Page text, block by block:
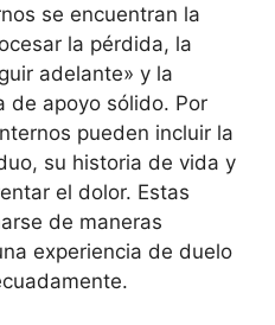
se encuentran la
la pérdida, la
adelante» y la
de apoyo sólido. Por
pueden incluir la
su historia de vida y
el dolor. Estas
de maneras
experiencia de duelo